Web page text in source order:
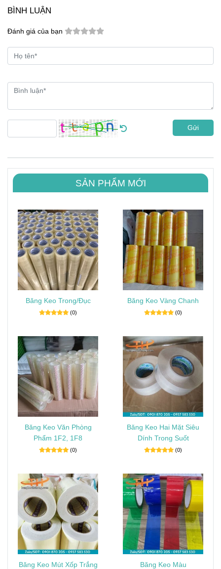
BÌNH LUẬN
Đánh giá của bạn
Gửi
SẢN PHẨM MỚI
Băng Keo Trong/Đục
(0)
Băng Keo Vàng Chanh
(0)
Băng Keo Văn Phòng
Phẩm 1F2, 1F8
(0)
Băng Keo Hai Mặt Siêu
Dính Trong Suốt
(0)
Băng Keo Mút Xốp Trắng
Băng Keo Màu